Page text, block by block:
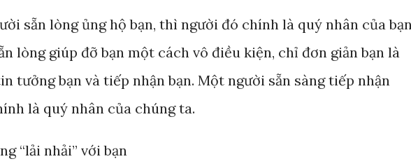
sẵn lòng ủng hộ bạn, thì người đó chính là quý nhân của
lòng giúp đỡ bạn một cách vô điều kiện, chỉ đơn giản bạn là
tưởng bạn và tiếp nhận bạn. Một người sẵn sàng tiếp nhận
là quý nhân của chúng ta.
“lải nhải” với bạn